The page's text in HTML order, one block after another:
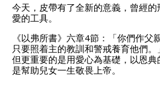
今天，皮帶有了全新的意義，曾經
愛的工具。
《以弗所書》六章4節：「你們作父
只要照着主的教訓和警戒養育他們。
但更重要的是用愛心為基礎，以恩
是幫助兒女一生敬畏上帝。